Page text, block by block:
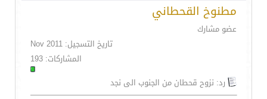
مطنوخ القحطاني
عضو مشارك
تاريخ التسجيل: Nov 2011
المشاركات: 193
رد: نزوح قحطان من الجنوب الى نجد